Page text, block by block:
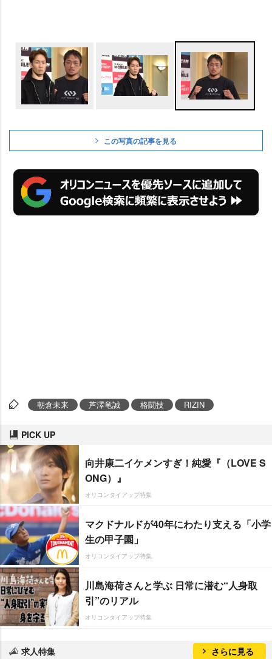
この写真の記事を見る
朝倉未来 芦澤竜誠 格闘技 RIZIN
PICK UP
向井康二イケメンすぎ！純愛『（LOVE S
ONG）』
オリコンタイアップ特集
マクドナルドが40年にわたり支える「小学
生の甲子園」
オリコンタイアップ特集
川島海荷さんと学ぶ 日常に潜む“人身取
引”のリアル
オリコンタイアップ特集
求人特集 さらに見る